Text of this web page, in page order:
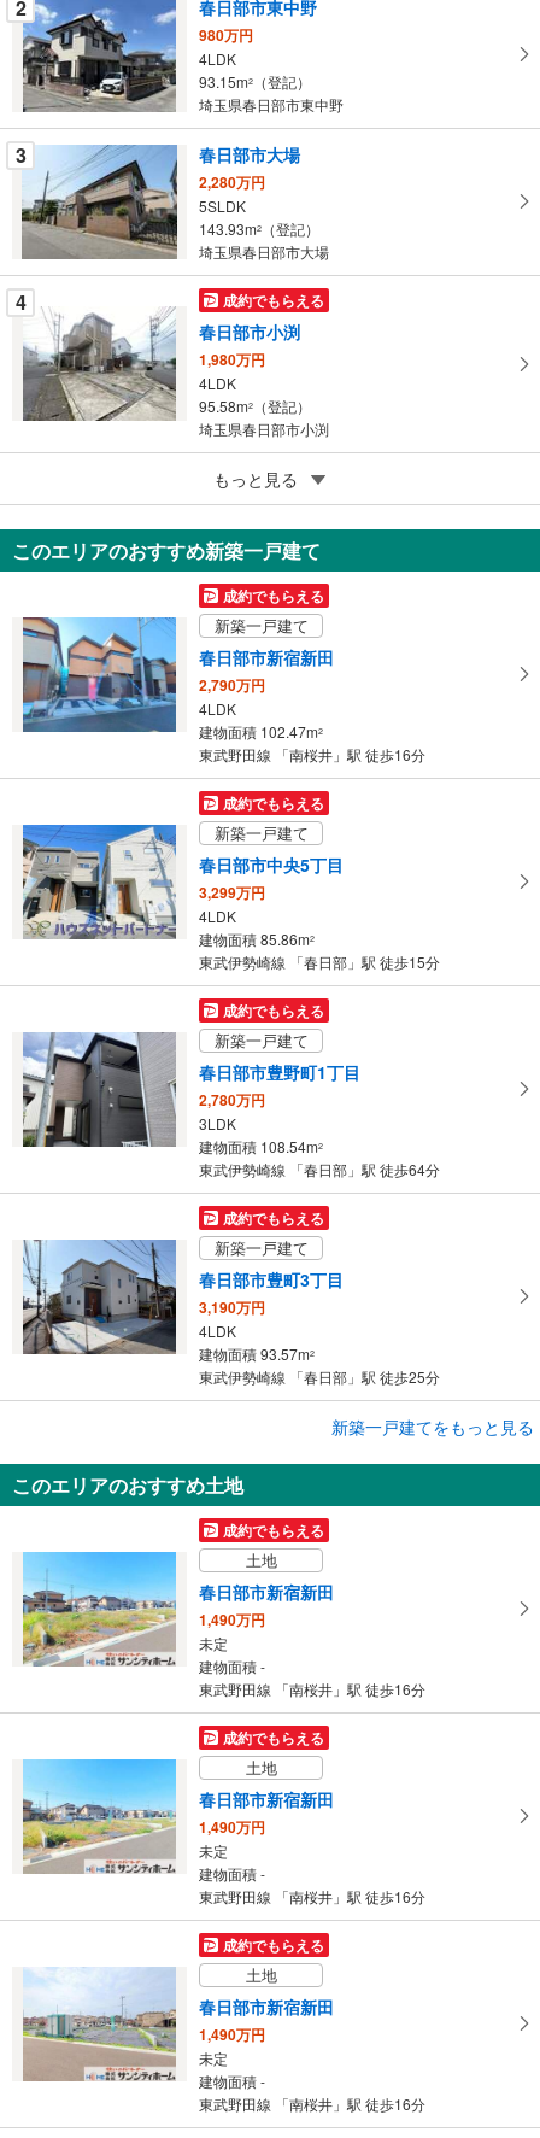
マ
イ
ペ
ー
ジ
に
存
る
2 春日部市東中野
980万円
4LDK
93.15m2
（登記）
埼玉県春日部市東中野
3 春日部市大場
2,280万円
5SLDK
143.93m2
（登記）
埼玉県春日部市大場
4 成約でもらえる
春日部市小渕
1,980万円
4LDK
95.58m2
（登記）
埼玉県春日部市小渕
成約でもらえる
春日部市栄町2丁目
1,999万円
4LDK
94.18m2（登記）
埼玉県春日部市栄町2丁目
もっと見る
このエリアのおすすめ新築一戸建て
成約でもらえる
新築一戸建て
春日部市新宿新田
2,790万円
4LDK
建物面積 102.47m2
東武野田線 「南桜井」駅 徒歩16分
成約でもらえる
新築一戸建て
春日部市中央5丁目
3,299万円
4LDK
建物面積 85.86m2
東武伊勢崎線 「春日部」駅 徒歩15分
成約でもらえる
新築一戸建て
春日部市豊野町1丁目
2,780万円
3LDK
建物面積 108.54m2
東武伊勢崎線 「春日部」駅 徒歩64分
成約でもらえる
新築一戸建て
春日部市豊町3丁目
3,190万円
4LDK
建物面積 93.57m2
東武伊勢崎線 「春日部」駅 徒歩25分
春日部市大沼6丁目
3,199万円
4LDK
建物面積 95.58m
新築一戸建てをもっと見る
このエリアのおすすめ土地
成約でもらえる
土地
春日部市新宿新田
1,490万円
未定
建物面積 -
東武野田線 「南桜井」駅 徒歩16分
成約でもらえる
土地
春日部市新宿新田
1,490万円
未定
建物面積 -
東武野田線 「南桜井」駅 徒歩16分
成約でもらえる
土地
春日部市新宿新田
1,490万円
未定
建物面積 -
東武野田線 「南桜井」駅 徒歩16分